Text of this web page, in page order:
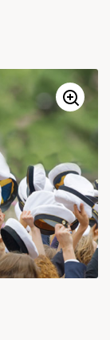
🔍